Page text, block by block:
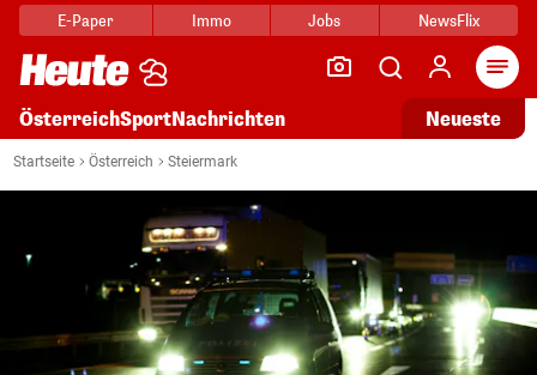
E-Paper Immo Jobs NewsFlix
ÖsterreichSportNachrichten Neueste
Startseite Österreich Steiermark